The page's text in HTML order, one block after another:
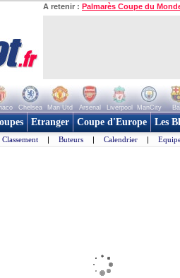
A retenir : Palmarès Coupe du
Chelsea Man Utd Arsenal Liverpool ManCity
Etranger Coupe d'Europe Les
| Buteurs | Calendrier |